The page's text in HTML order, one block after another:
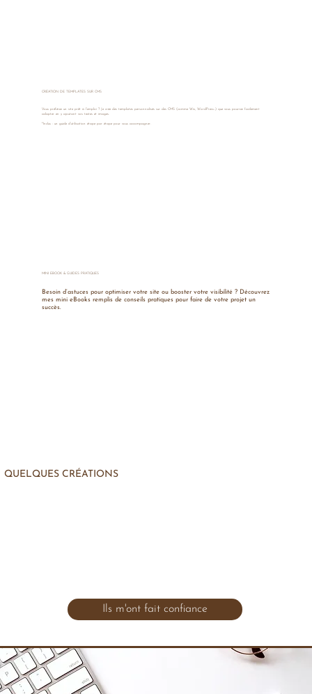
QUELQUES CRÉATIONS
Ils m'ont fait confiance
CRÉATION DE TEMPLATES SUR CMS
Vous préférez un site prêt à l’emploi ? Je crée des templates personnalisés sur des CMS (comme Wix, WordPress…) que vous pourrez facilement
adapter en y ajoutant vos textes et images.
*Inclus : un guide d’utilisation étape par étape pour vous accompagner.
MINI EBOOK & GUIDES PRATIQUES
Besoin d’astuces pour optimiser votre site ou booster votre visibilité ? Découvrez
mes mini eBooks remplis de conseils pratiques pour faire de votre projet un
succès.